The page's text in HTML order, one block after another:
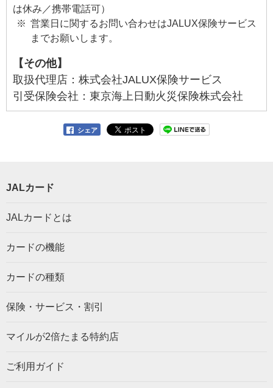
は休み／携帯電話可）
営業日に関するお問い合わせはJALUX保険サービス
までお願いします。
【その他】
取扱代理店：株式会社JALUX保険サービス
引受保険会社：東京海上日動火災保険株式会社
シェア
JALカード
JALカードとは
カードの機能
カードの種類
保険・サービス・割引
マイルが2倍たまる特約店
ご利用ガイド